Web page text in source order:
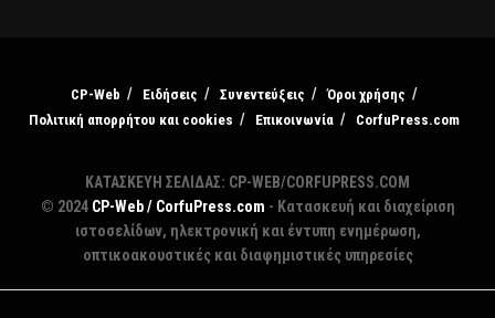
CP-Web Ειδήσεις Συνεντεύξεις
Όροι χρήσης
Πολιτική απορρήτου και cookies
Επικοινωνία CorfuPress.com
ΚΑΤΑΣΚΕΥΗ ΣΕΛΙΔΑΣ: CP-WEB/CORFUPRESS.COM
© 2024 CP-Web / CorfuPress.com - Κατασκευή και διαχείριση
ιστοσελίδων, ηλεκτρονική και έντυπη ενημέρωση,
οπτικοακουστικές και διαφημιστικές υπηρεσίες